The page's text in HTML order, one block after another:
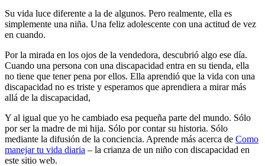
Su vida luce diferente a la de algunos. Pero realmente, ella es
simplemente una niña. Una feliz adolescente con una actitud de vez
en cuando.
Por la mirada en los ojos de la vendedora, descubrió algo ese día.
Cuando una persona con una discapacidad entra en su tienda, ella
no tiene que tener pena por ellos. Ella aprendió que la vida con una
discapacidad no es triste y esperamos que aprendiera a mirar más
allá de la discapacidad,
Y al igual que yo he cambiado esa pequeña parte del mundo. Sólo
por ser la madre de mi hija. Sólo por contar su historia. Sólo
mediante la difusión de la conciencia. Aprende más acerca de Como
manejar tu vida diaria – la crianza de un niño con discapacidad en
este sitio web.